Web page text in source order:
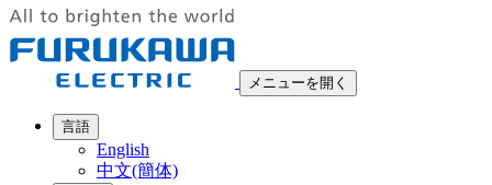
メニューを開く
言語
English
中文(簡体)